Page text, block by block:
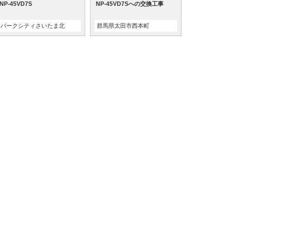
NP-45VD7S
パークシティさいたま北
NP-45VD7Sへの交換工事
群馬県太田市西本町